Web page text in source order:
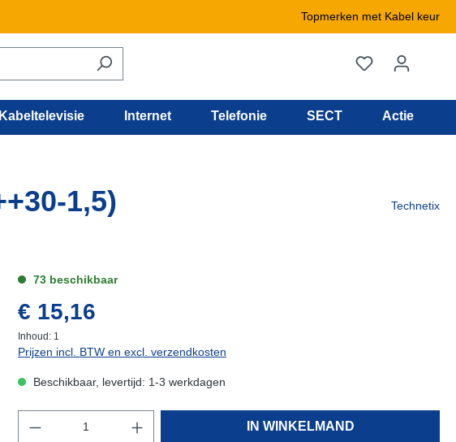
Topmerken met Kabel keur
Kabeltelevisie Internet Telefonie SECT Actie
1,5) Technetix
73 beschikbaar
€ 15,16
Inhoud: 1
Prijzen incl. BTW en excl. verzendkosten
Beschikbaar, levertijd: 1-3 werkdagen
IN WINKELMAND